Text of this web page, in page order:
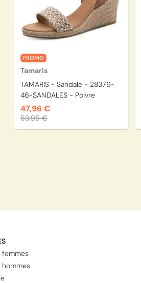
PROMO
Tamaris
TAMARIS - Sandale - 28376-
46-SANDALES - Poivre
47,96 €
59,95 €
femmes
hommes